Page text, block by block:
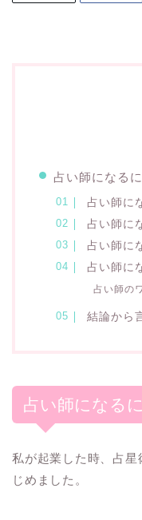
占い師になる
占い師に
占い師に
占い師に
占い師に
占い師の
結論から
占い師になる
私が起業した時、占
じめました。